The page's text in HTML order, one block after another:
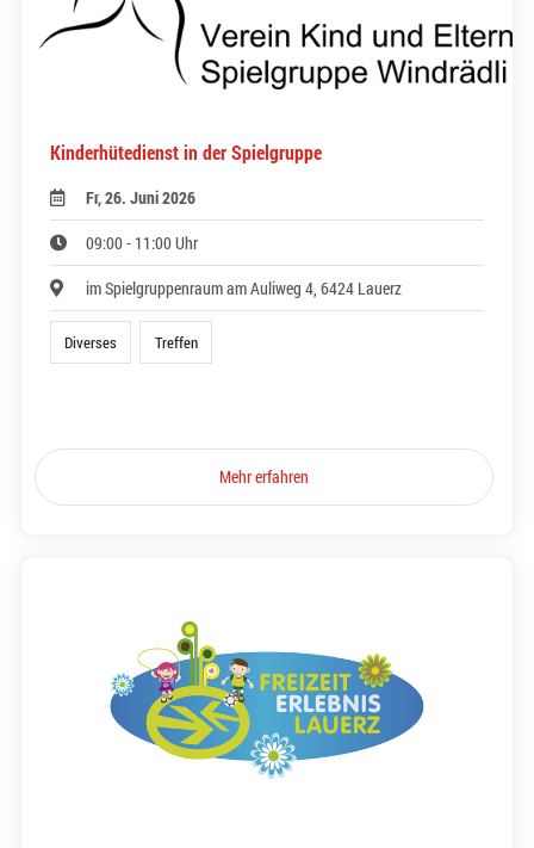
Kinderhütedienst in der Spielgruppe
Fr, 26. Juni 2026
09:00 - 11:00 Uhr
im Spielgruppenraum am Auliweg 4, 6424 Lauerz
Diverses Treffen
Mehr erfahren